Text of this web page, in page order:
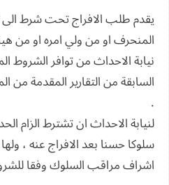
يقدم طلب الافراج تحت شرط الى
المنحرف او من ولي امره او من
نيابة الاحداث من توافر الشروط
السابقة من التقارير المقدمة
.
لنيابة الاحداث ان تشترط الزام
سلوكا حسنا بعد الافراج عنه ،
اشراف مراقب السلوك وفقا